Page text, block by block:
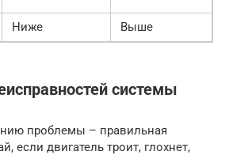
Ниже Выше
системы
проблемы – правильная
если двигатель троит, глохнет,